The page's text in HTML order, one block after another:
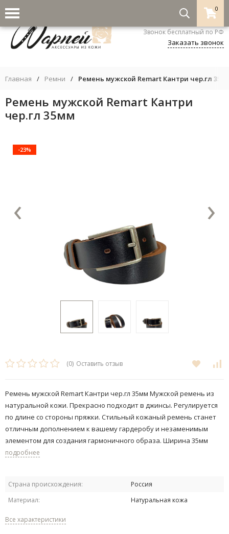
0
8-800-333-5530
Звонок бесплатный по РФ
Заказать звонок
Главная / Ремни / Ремень мужской Remart Кантри чер.гл
Ремень мужской Remart Кантри
чер.гл 35мм
-23%
‹ ›
(0) Оставить отзыв
Ремень мужской Remart Кантри чер.гл 35мм Мужской ремень из
натуральной кожи. Прекрасно подходит в джинсы. Регулируется
по длине со стороны пряжки. Стильный кожаный ремень станет
отличным дополнением к вашему гардеробу и незаменимым
элементом для создания гармоничного образа. Ширина 35мм
подробнее
Страна происхождения:
Россия
Материал:
Натуральная кожа
Все характеристики